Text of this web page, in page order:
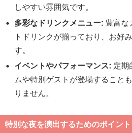
しやすい雰囲気です。
多彩なドリンクメニュー: 豊富な
トドリンクが揃っており、お好
す。
イベントやパフォーマンス: 定期
ムや特別ゲストが登場すること
りません。
特別な夜を演出するためのポイント